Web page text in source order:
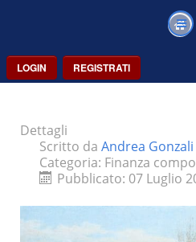
LOGIN REGISTRATI
Dettagli
Scritto da Andrea Gonzali
Categoria: Finanza
Pubblicato: 07 Luglio